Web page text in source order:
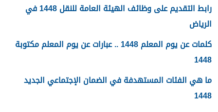
رابط التقديم على وظائف الهيئة العامة للنقل 1448 في
الرياض
كلمات عن يوم المعلم 1448 .. عبارات عن يوم المعلم مكتوبة
1448
ما هي الفئات المستهدفة في الضمان الإجتماعي الجديد
1448